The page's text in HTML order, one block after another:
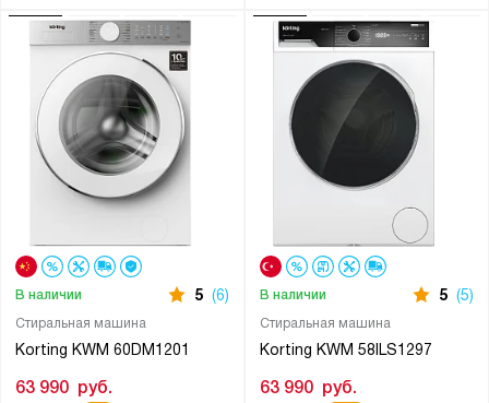
Стиральная машина
Korting KWM 60DM1201
В наличии 5 (6)
63 990 руб.
Стиральная машина
Korting KWM 58ILS1297
В наличии 5 (5)
63 990 руб.